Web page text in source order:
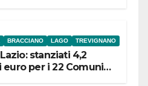
BRACCIANO LAGO TREVIGNANO
stanziati 4,2
per i 22 Comuni